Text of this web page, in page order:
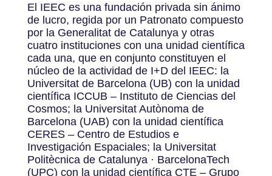
El IEEC es una fundación privada sin ánimo
de lucro, regida por un Patronato compuesto
por la Generalitat de Catalunya y otras
cuatro instituciones con una unidad científica
cada una, que en conjunto constituyen el
núcleo de la actividad de I+D del IEEC: la
Universitat de Barcelona (UB) con la unidad
científica ICCUB – Instituto de Ciencias del
Cosmos; la Universitat Autònoma de
Barcelona (UAB) con la unidad científica
CERES – Centro de Estudios e
Investigación Espaciales; la Universitat
Politècnica de Catalunya · BarcelonaTech
(UPC) con la unidad científica CTE – Grupo